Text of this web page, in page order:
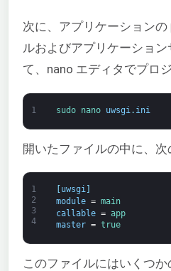
次に、アプリケーションの
ルおよびアプリケーショ
て、nano エディタでプロ
1 sudo nano uwsgi . ini
開いたファイルの中に、
1
2
3
4
uwsgi]
module = main
callable = app
master = true
このファイルにはいくつ